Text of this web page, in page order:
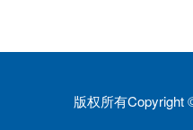
版权所有Copyright